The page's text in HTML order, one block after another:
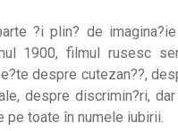
?i plin? de
1900, filmul rusesc
despre cutezan??,
despre discrimin?ri,
pe toate în numele iubirii.